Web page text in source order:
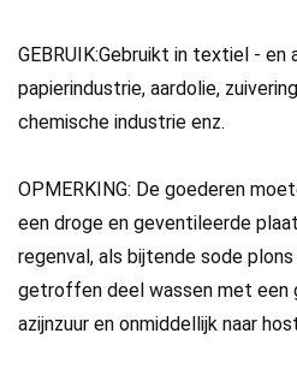
GEBRUIK:Gebruikt in textiel -
papierindustrie, aardolie,
chemische industrie enz.
OPMERKING: De goederen
een droge en geventileerde
regenval, als bijtende sode
getroffen deel wassen met een
azijnzuur en onmiddellijk naar